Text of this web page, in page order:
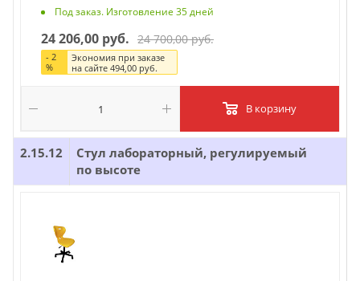
Под заказ. Изготовление 35 дней
24 206,00 руб. 24 700,00 руб.
- 2
%
Экономия при заказе
на сайте494,00 руб.
В корзину
2.15.12
Стул лабораторный, регулируемый
по высоте